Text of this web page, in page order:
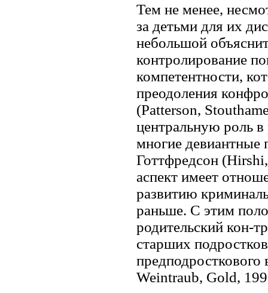
Тем не менее,
за детьми для их
небольшой
контролирование
компетентности,
преодоления
(Patterson,
центральную роль в
многие
Готтфредсон
аспект имеет
развитию
раньше. С этим
родительский кон-
старших
Weintraub, Gold,